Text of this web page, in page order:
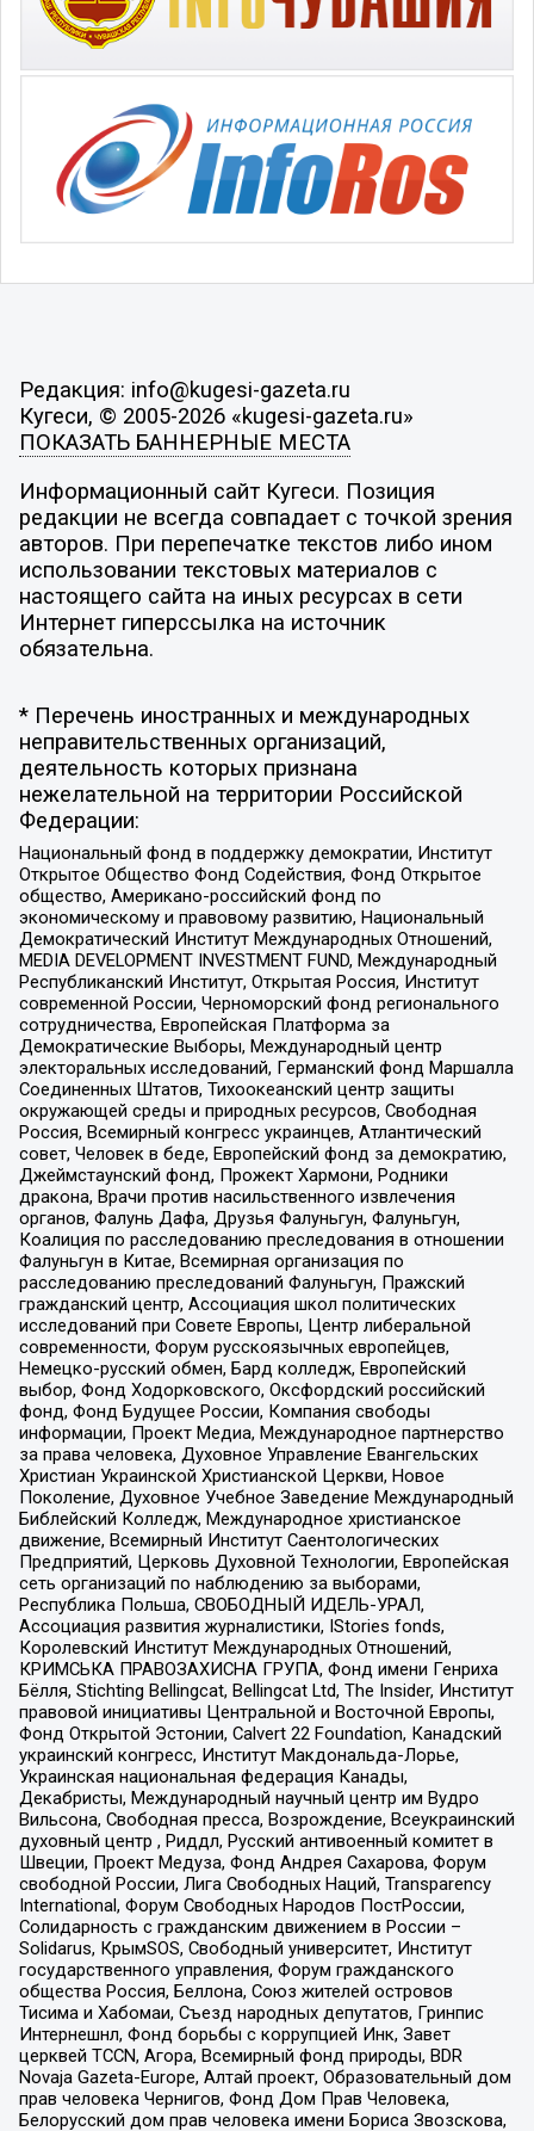
Редакция: info@kugesi-gazeta.ru
Кугеси, © 2005-2026 «kugesi-gazeta.ru»
ПОКАЗАТЬ БАННЕРНЫЕ МЕСТА
Информационный сайт Кугеси. Позиция
редакции не всегда совпадает с точкой зрения
авторов. При перепечатке текстов либо ином
использовании текстовых материалов с
настоящего сайта на иных ресурсах в сети
Интернет гиперссылка на источник
обязательна.
* Перечень иностранных и международных
неправительственных организаций,
деятельность которых признана
нежелательной на территории Российской
Федерации:
Национальный фонд в поддержку демократии, Институт
Открытое Общество Фонд Содействия, Фонд Открытое
общество, Американо-российский фонд по
экономическому и правовому развитию, Национальный
Демократический Институт Международных Отношений,
MEDIA DEVELOPMENT INVESTMENT FUND, Международный
Республиканский Институт, Открытая Россия, Институт
современной России, Черноморский фонд регионального
сотрудничества, Европейская Платформа за
Демократические Выборы, Международный центр
электоральных исследований, Германский фонд Маршалла
Соединенных Штатов, Тихоокеанский центр защиты
окружающей среды и природных ресурсов, Свободная
Россия, Всемирный конгресс украинцев, Атлантический
совет, Человек в беде, Европейский фонд за демократию,
Джеймстаунский фонд, Прожект Хармони, Родники
дракона, Врачи против насильственного извлечения
органов, Фалунь Дафа, Друзья Фалуньгун, Фалуньгун,
Коалиция по расследованию преследования в отношении
Фалуньгун в Китае, Всемирная организация по
расследованию преследований Фалуньгун, Пражский
гражданский центр, Ассоциация школ политических
исследований при Совете Европы, Центр либеральной
современности, Форум русскоязычных европейцев,
Немецко-русский обмен, Бард колледж, Европейский
выбор, Фонд Ходорковского, Оксфордский российский
фонд, Фонд Будущее России, Компания свободы
информации, Проект Медиа, Международное партнерство
за права человека, Духовное Управление Евангельских
Христиан Украинской Христианской Церкви, Новое
Поколение, Духовное Учебное Заведение Международный
Библейский Колледж, Международное христианское
движение, Всемирный Институт Саентологических
Предприятий, Церковь Духовной Технологии, Европейская
сеть организаций по наблюдению за выборами,
Республика Польша, СВОБОДНЫЙ ИДЕЛЬ-УРАЛ,
Ассоциация развития журналистики, IStories fonds,
Королевский Институт Международных Отношений,
КРИМСЬКА ПРАВОЗАХИСНА ГРУПА, Фонд имени Генриха
Бёлля, Stichting Bellingcat, Bellingcat Ltd, The Insider, Институт
правовой инициативы Центральной и Восточной Европы,
Фонд Открытой Эстонии, Calvert 22 Foundation, Канадский
украинский конгресс, Институт Макдональда-Лорье,
Украинская национальная федерация Канады,
Декабристы, Международный научный центр им Вудро
Вильсона, Свободная пресса, Возрождение, Всеукраинский
духовный центр , Риддл, Русский антивоенный комитет в
Швеции, Проект Медуза, Фонд Андрея Сахарова, Форум
свободной России, Лига Свободных Наций, Transparеncy
International, Форум Свободных Народов ПостРоссии,
Солидарность с гражданским движением в России –
Solidarus, КрымSOS, Свободный университет, Институт
государственного управления, Форум гражданского
общества Россия, Беллона, Союз жителей островов
Тисима и Хабомаи, Съезд народных депутатов, Гринпис
Интернешнл, Фонд борьбы с коррупцией Инк, Завет
церквей TCCN, Агора, Всемирный фонд природы, BDR
Novaja Gazeta-Europe, Алтай проект, Образовательный дом
прав человека Чернигов, Фонд Дом Прав Человека,
Белорусский дом прав человека имени Бориса Звозскова,